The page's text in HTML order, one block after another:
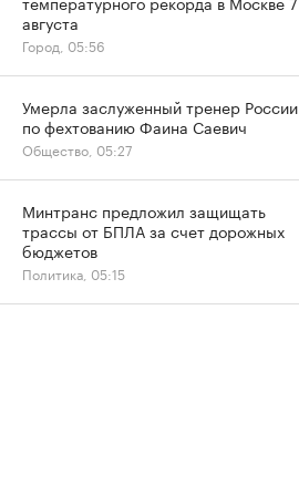
августа
Город, 05:56
Умерла заслуженный тренер России
по фехтованию Фаина Саевич
Общество, 05:27
Минтранс предложил защищать
трассы от БПЛА за счет дорожных
бюджетов
Политика, 05:15